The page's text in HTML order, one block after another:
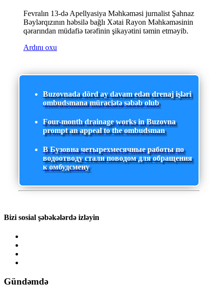
Fevralın 13-də Apellyasiya Məhkəməsi jurnalist Şahnaz
Bəylərqızının həbsilə bağlı Xətai Rayon Məhkəməsinin
qərarından müdafiə tərəfinin şikayətini təmin etməyib.
Ardını oxu
Buzovnada dörd ay davam edən drenaj işləri
ombudsmana müraciətə səbəb olub
Four-month drainage works in Buzovna
prompt an appeal to the ombudsman
В Бузовна четырехмесячные работы по
водоотводу стали поводом для обращения
к омбудсмену
Bizi sosial şəbəkələrdə izləyin
Gündəmdə